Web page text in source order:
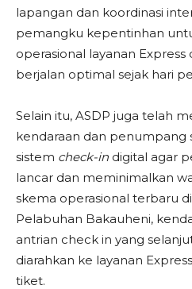
lapangan dan koordinasi
pemangku kepentinhan
operasional layanan
berjalan optimal sejak hari
Selain itu, ASDP juga telah
kendaraan dan penumpang
sistem check-in digital agar
lancar dan meminimalkan
skema operasional terbaru
Pelabuhan Bakauheni,
antrian check in yang
diarahkan ke layanan
tiket.